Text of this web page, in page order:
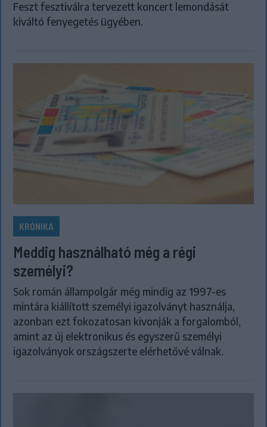
Feszt fesztiválra tervezett koncert lemondását
kiváltó fenyegetés ügyében.
KRÓNIKA
Meddig használható még a régi
személyi?
Sok román állampolgár még mindig az 1997-es
mintára kiállított személyi igazolványt használja,
azonban ezt fokozatosan kivonják a forgalomból,
amint az új elektronikus és egyszerű személyi
igazolványok országszerte elérhetővé válnak.